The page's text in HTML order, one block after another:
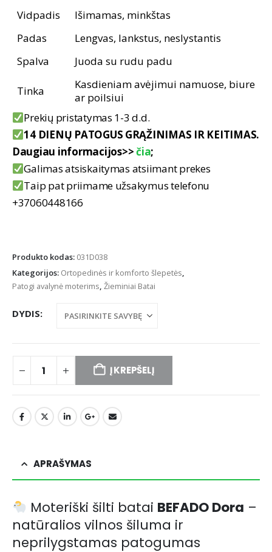
Vidpadis
Išimamas, minkštas
Padas
Lengvas, lankstus, neslystantis
Spalva
Juoda su rudu padu
Tinka
Kasdieniam avėjimui namuose, biure
ar poilsiui
Prekių pristatymas 1-3 d.d.
14 DIENŲ PATOGUS GRĄŽINIMAS IR KEITIMAS.
Daugiau informacijos>>čia;
Galimas atsiskaitymas atsiimant prekes
Taip pat priimame užsakymus telefonu
+37060448166
Produkto kodas: 031D038
Kategorijos: Ortopedinės ir komforto šlepetės,
Patogi avalynė moterims, Žieminiai Batai
DYDIS
Į KREPŠELĮ
APRAŠYMAS
Moteriški šilti batai BEFADO Dora –
natūralios vilnos šiluma ir
neprilygstamas patogumas